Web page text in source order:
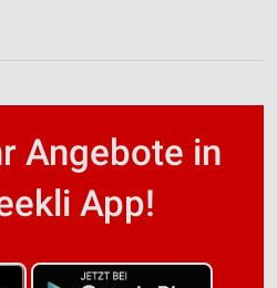
Angebote in
App!